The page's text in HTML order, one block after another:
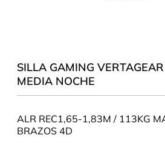
SILLA GAMING
MEDIA NOCHE
ALR REC1,65-1,83M / 113KG
BRAZOS 4D